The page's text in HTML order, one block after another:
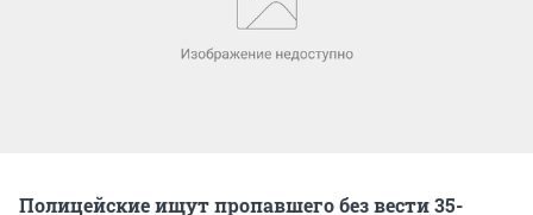
Полицейские ищут пропавшего без вести 35-